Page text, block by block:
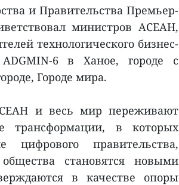
и Правительства Премьер-
министров АСЕАН,
технологического бизнес-
6 в Ханое, городе с
Городе мира.
и весь мир переживают
трансформации, в которых
цифрового правительства,
становятся новыми
в качестве опоры